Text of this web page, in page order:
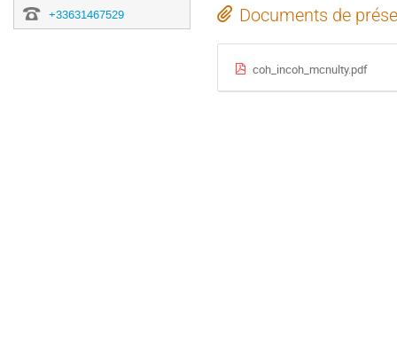
+33631467529
Documents de
coh_incoh_mcnulty.pdf